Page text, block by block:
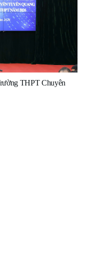
THPT Chuyên